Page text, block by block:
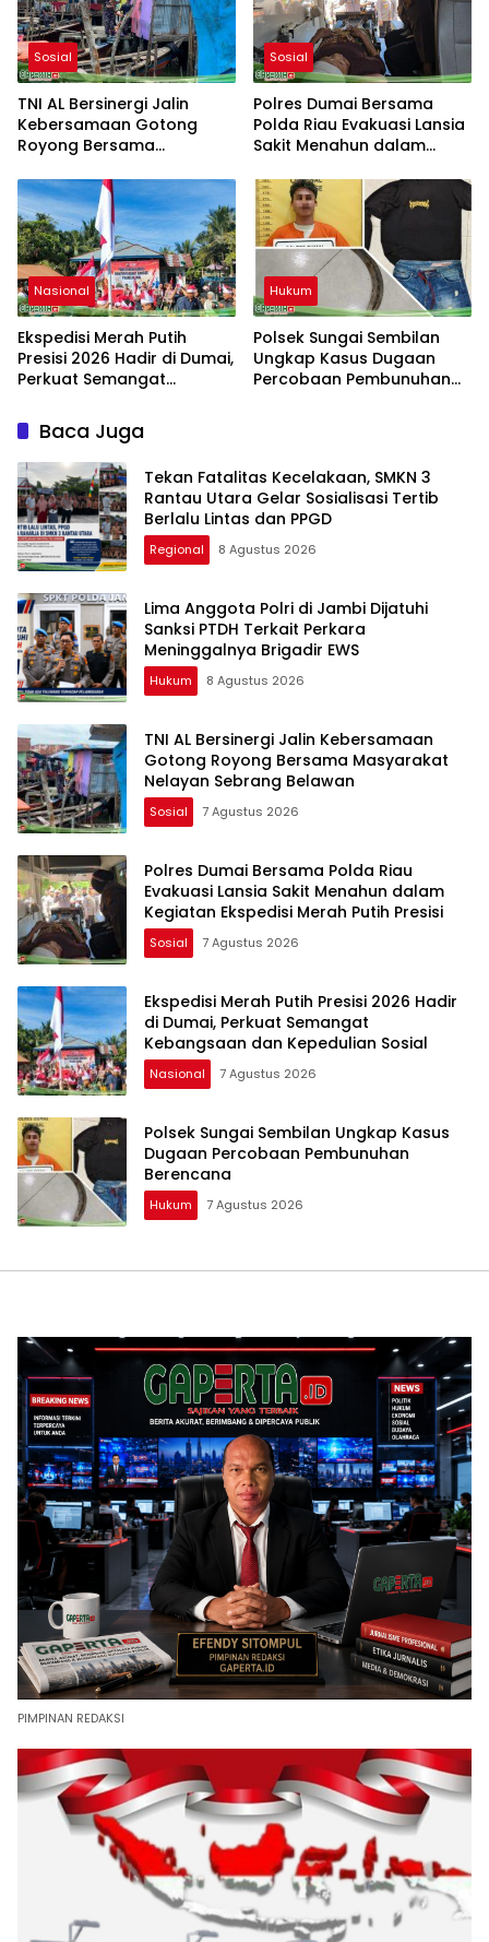
Sosial
TNI AL Bersinergi Jalin
Kebersamaan Gotong
Royong Bersama
Sebrang Belawan
Sosial
Polres Dumai Bersama
Polda Riau Evakuasi Lansia
Sakit Menahun dalam
Putih Presisi
Nasional
Ekspedisi Merah Putih
Presisi 2026 Hadir di Dumai,
Perkuat Semangat
Kepedulian Sosial
Hukum
Polsek Sungai Sembilan
Ungkap Kasus Dugaan
Percobaan Pembunuhan
Baca Juga
Tekan Fatalitas Kecelakaan, SMKN 3
Rantau Utara Gelar Sosialisasi Tertib
Berlalu Lintas dan PPGD
Regional 8 Agustus 2026
Lima Anggota Polri di Jambi Dijatuhi
Sanksi PTDH Terkait Perkara
Meninggalnya Brigadir EWS
Hukum 8 Agustus 2026
TNI AL Bersinergi Jalin Kebersamaan
Gotong Royong Bersama Masyarakat
Nelayan Sebrang Belawan
Sosial 7 Agustus 2026
Polres Dumai Bersama Polda Riau
Evakuasi Lansia Sakit Menahun dalam
Kegiatan Ekspedisi Merah Putih Presisi
Sosial 7 Agustus 2026
Ekspedisi Merah Putih Presisi 2026 Hadir
di Dumai, Perkuat Semangat
Kebangsaan dan Kepedulian Sosial
Nasional 7 Agustus 2026
Polsek Sungai Sembilan Ungkap Kasus
Dugaan Percobaan Pembunuhan
Berencana
Hukum 7 Agustus 2026
PIMPINAN REDAKSI